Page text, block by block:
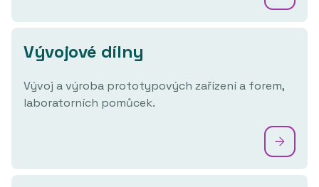
Vývojové dílny
Vývoj a výroba prototypových zařízení a forem,
laboratorních pomůcek.